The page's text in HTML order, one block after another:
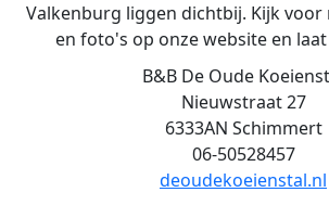
Valkenburg liggen dichtbij. Kijk
en foto's op onze website en
B&B De Oude
Nieuwstraat 27
6333AN Schimmert
06-50528457
deoudekoeienstal.nl